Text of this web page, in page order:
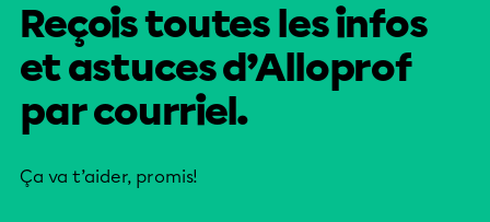
Reçois toutes les infos
et astuces d’Alloprof
par courriel.
Ça va t’aider, promis!